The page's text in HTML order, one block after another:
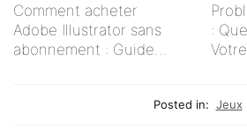
Comment acheter
Adobe Illustrator sans
abonnement : Guide
:
Posted in: Jeux